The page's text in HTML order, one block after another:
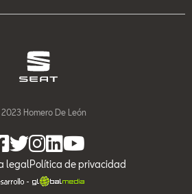
Homero De León
legalPolítica de privacidad